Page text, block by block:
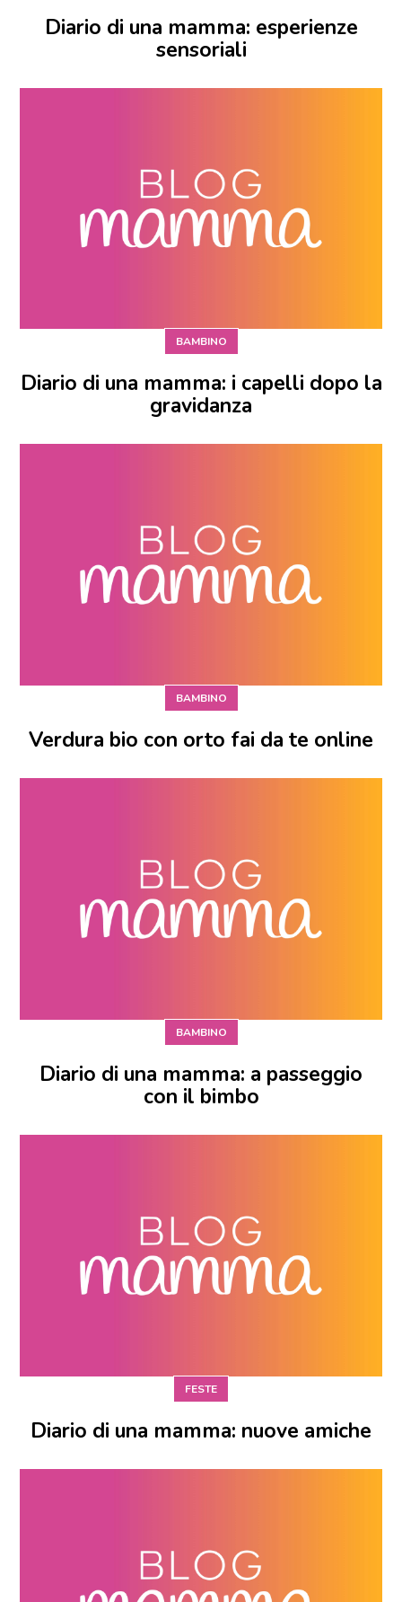
Diario di una mamma: esperienze
sensoriali
BAMBINO
Diario di una mamma: i capelli dopo la
gravidanza
BAMBINO
Verdura bio con orto fai da te online
BAMBINO
Diario di una mamma: a passeggio
con il bimbo
FESTE
Diario di una mamma: nuove amiche